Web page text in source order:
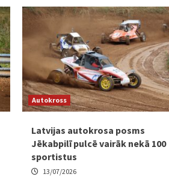
Autokross
Latvijas autokrosa posms
Jēkabpilī pulcē vairāk nekā 100
sportistus
13/07/2026